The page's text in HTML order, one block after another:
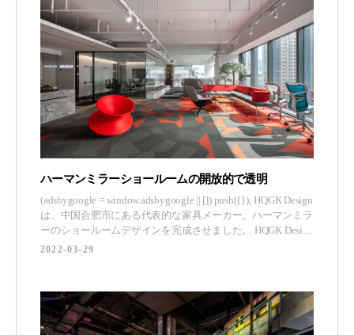
ハーマンミラーショールームの開放的で透明
(adsbygoogle = window.adsbygoogle || []).push({}); HQGK Design
は、中国合肥市にある代表的な家具メーカー、ハーマンミラ
ーのショールームデザインを完成させました。 HQGK Design
は2019年、また新たなチャレンジを経験しました。それ
2022-03-29